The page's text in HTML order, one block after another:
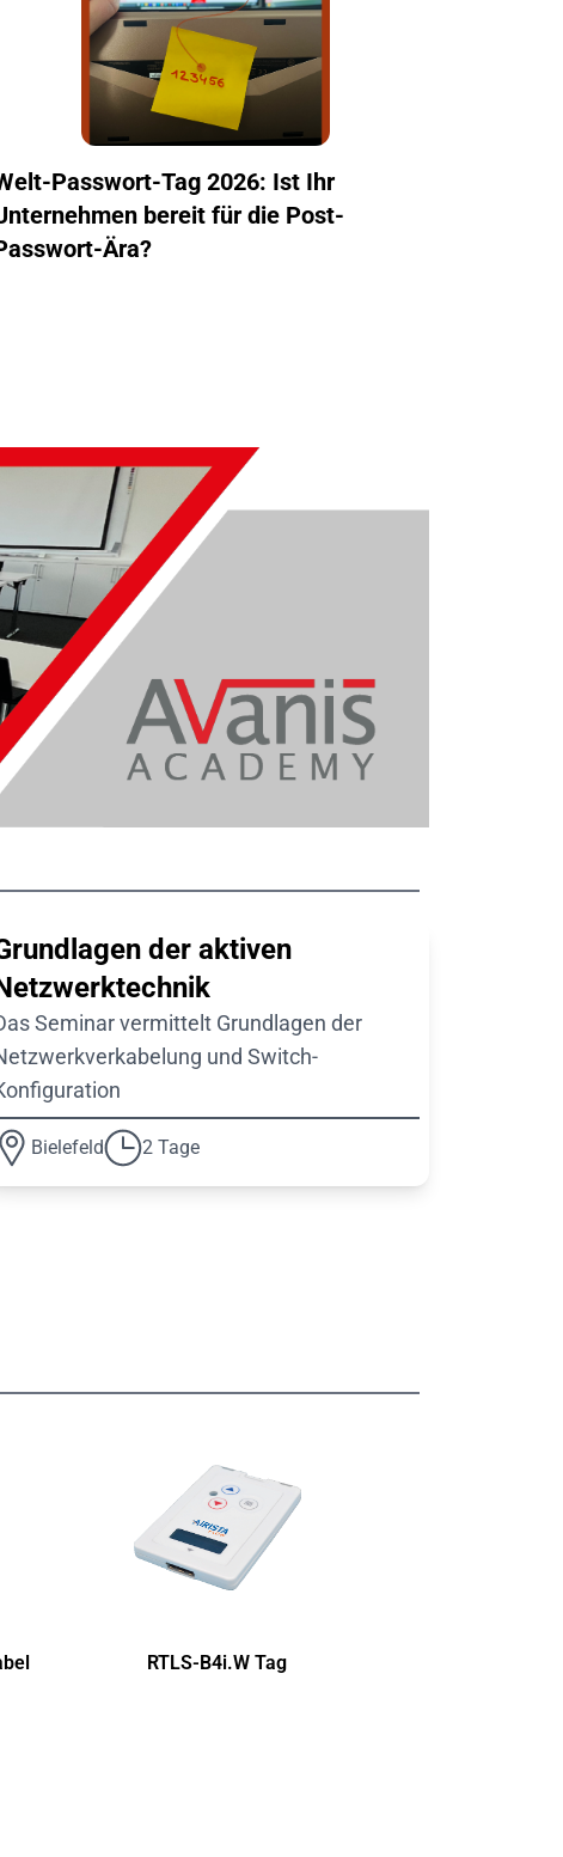
Passwort-Tag 2026: Ist Ihr
bereit für die Post-
Ära?
der aktiven
Seminar vermittelt Grundlagen der
und Switch-
Bielefeld 2 Tage
RTLS-B4i.W Tag